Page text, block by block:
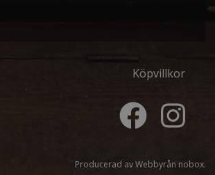
Köpvillkor
Producerad avWebbyrån nobox.